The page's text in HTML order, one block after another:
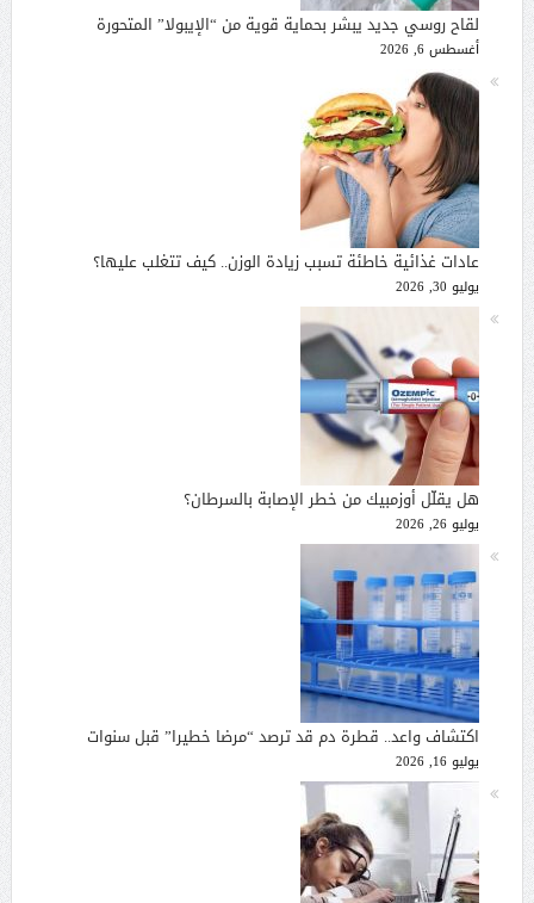
لقاح روسي جديد يبشر بحماية قوية من “الإيبولا” المتحورة
أغسطس 6, 2026
عادات غذائية خاطئة تسبب زيادة الوزن.. كيف تتغلب عليها؟
يوليو 30, 2026
هل يقلّل أوزمبيك من خطر الإصابة بالسرطان؟
يوليو 26, 2026
اكتشاف واعد.. قطرة دم قد ترصد “مرضا خطيرا” قبل سنوات
يوليو 16, 2026